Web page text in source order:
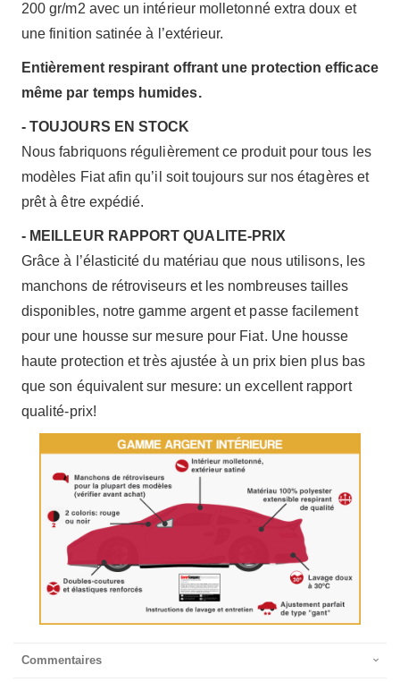
200 gr/m2 avec un intérieur molletonné extra doux et
une finition satinée à l’extérieur.
Entièrement respirant offrant une protection efficace
même par temps humides.
- TOUJOURS EN STOCK
Nous fabriquons régulièrement ce produit pour tous les
modèles Fiat afin qu’il soit toujours sur nos étagères et
prêt à être expédié.
- MEILLEUR RAPPORT QUALITE-PRIX
Grâce à l’élasticité du matériau que nous utilisons, les
manchons de rétroviseurs et les nombreuses tailles
disponibles, notre gamme argent et passe facilement
pour une housse sur mesure pour Fiat. Une housse
haute protection et très ajustée à un prix bien plus bas
que son équivalent sur mesure: un excellent rapport
qualité-prix!
Commentaires